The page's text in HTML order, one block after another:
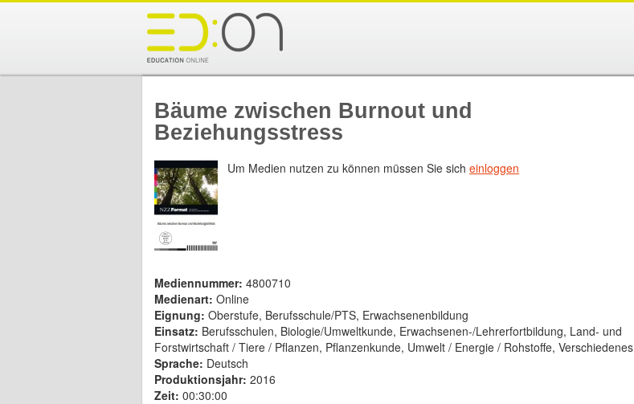
Bäume zwischen Burnout und
Beziehungsstress
Um Medien nutzen zu können müssen Sie sich einloggen
Mediennummer: 4800710
Medienart: Online
Eignung: Oberstufe, Berufsschule/PTS, Erwachsenenbildung
Einsatz: Berufsschulen, Biologie/Umweltkunde, Erwachsenen-/Lehrerfortbildung, Land- und
Forstwirtschaft / Tiere / Pflanzen, Pflanzenkunde, Umwelt / Energie / Rohstoffe, Verschiedenes
Sprache: Deutsch
Produktionsjahr: 2016
Zeit: 00:30:00